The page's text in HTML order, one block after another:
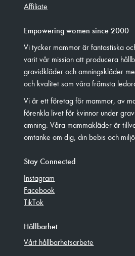
Affiliate
Empowering women since 2000
Vi tycker mammor är fantastiska
varit vår mission att producera
gravidkläder och amningskläder
och kvalitet som våra främsta
Vi är ett företag för mammor, av
förenkla livet för kvinnor under
amning. Våra mammakläder är
omtanke om dig, din bebis och
Stay Connected
Instagram
Facebook
TikTok
Hållbarhet
Vårt hållbarhetsarbete